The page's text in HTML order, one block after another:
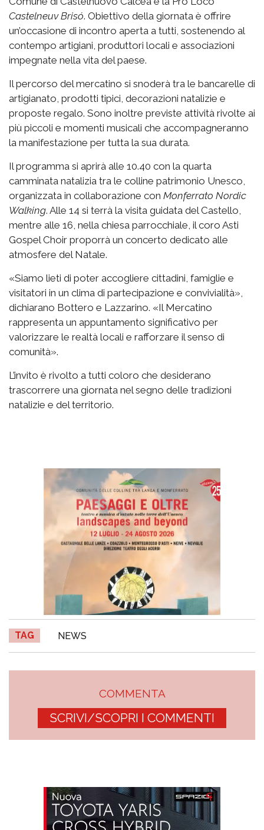
Castelneuv Brisó. Obiettivo della giornata è offrire
un’occasione di incontro aperta a tutti, sostenendo al
contempo artigiani, produttori locali e associazioni
impegnate nella vita del paese.
Il percorso del mercatino si snoderà tra le bancarelle di
artigianato, prodotti tipici, decorazioni natalizie e
proposte regalo. Sono inoltre previste attività rivolte ai
più piccoli e momenti musicali che accompagneranno
la manifestazione per tutta la sua durata.
Il programma si aprirà alle 10.40 con la quarta
camminata natalizia tra le colline patrimonio Unesco,
organizzata in collaborazione con Monferrato Nordic
Walking. Alle 14 si terrà la visita guidata del Castello,
mentre alle 16, nella chiesa parrocchiale, il coro Asti
Gospel Choir proporrà un concerto dedicato alle
atmosfere del Natale.
«Siamo lieti di poter accogliere cittadini, famiglie e
visitatori in un clima di partecipazione e convivialità»,
dichiarano Bottero e Lazzarino. «Il Mercatino
rappresenta un appuntamento significativo per
valorizzare le realtà locali e rafforzare il senso di
comunità».
L’invito è rivolto a tutti coloro che desiderano
trascorrere una giornata nel segno delle tradizioni
natalizie e del territorio.
TAG NEWS
COMMENTA
SCRIVI/SCOPRI I COMMENTI